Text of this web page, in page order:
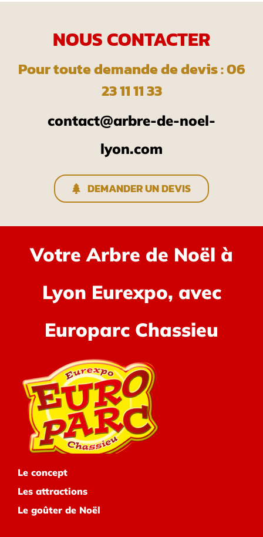
NOUS CONTACTER
Pour toute demande de devis : 06
23 11 11 33
contact@arbre-de-noel-
lyon.com
DEMANDER UN DEVIS
Votre Arbre de Noël à
Lyon Eurexpo, avec
Europarc Chassieu
Le concept
Les attractions
Le goûter de Noël